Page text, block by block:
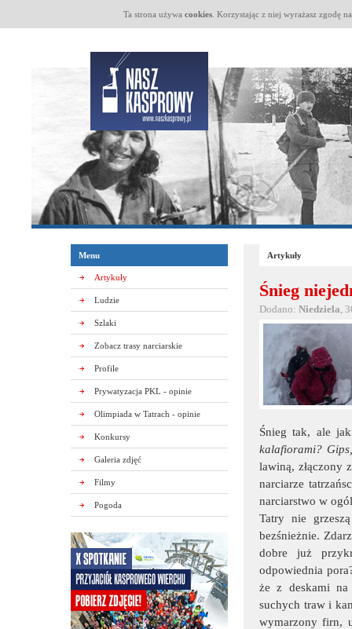
Ta strona używa cookies. Korzystając z niej wyrażasz zgodę
Menu
Artykuły
Ludzie
Szlaki
Zobacz trasy narciarskie
Profile
Prywatyzacja PKL - opinie
Olimpiada w Tatrach - opinie
Konkursy
Galeria zdjęć
Filmy
Pogoda
Artykuły
Śnieg
Dodano: Niedziela,
Śnieg tak, ale
kalafiorami?
lawiną, złączony
narciarze
narciarstwo w
Tatry nie
bezśnieżnie.
dobre już
odpowiednia
że z deskami na
suchych traw i
wymarzony firn,